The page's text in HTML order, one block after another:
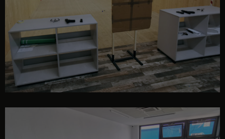
eveniment